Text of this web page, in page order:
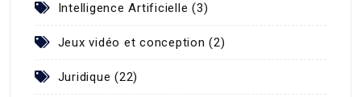
Intelligence Artificielle (3)
Jeux vidéo et conception (2)
Juridique (22)